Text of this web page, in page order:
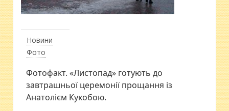
Новини
Фото
Фотофакт. «Листопад» готують до
завтрашньої церемонії прощання із
Анатолієм Кукобою.